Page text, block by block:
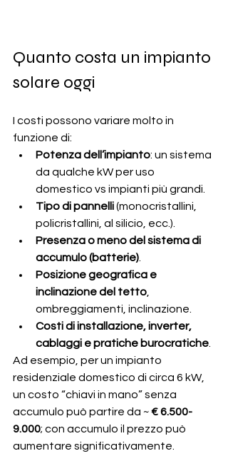
Quanto costa un impianto
solare oggi
I costi possono variare molto in
funzione di:
Potenza dell’impianto: un sistema
da qualche kW per uso
domestico vs impianti più grandi.
Tipo di pannelli (monocristallini,
policristallini, al silicio, ecc.).
Presenza o meno del sistema di
accumulo (batterie)
Posizione geografica e
inclinazione del tetto
ombreggiamenti, inclinazione.
Costi di installazione, inverter,
cablaggi e pratiche burocratiche
Ad esempio, per un impianto
residenziale domestico di circa 6 kW,
un costo “chiavi in mano” senza
accumulo può partire da ~ € 6.500-
9.000; con accumulo il prezzo può
aumentare significativamente.